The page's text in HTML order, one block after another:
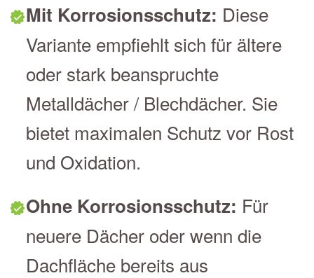
Mit Korrosionsschutz: Diese
Variante empfiehlt sich für ältere
oder stark beanspruchte
Metalldächer / Blechdächer. Sie
bietet maximalen Schutz vor Rost
und Oxidation.
Ohne Korrosionsschutz: Für
neuere Dächer oder wenn die
Dachfläche bereits aus